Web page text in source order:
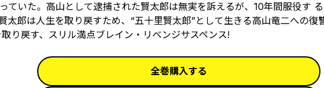
ていた。高山として逮捕された賢太郎は無実を訴えるが、10年間服役す
太郎は人生を取り戻すため、“五十里賢太郎”として生きる高山竜二への復
り戻す、スリル満点ブレイン・リベンジサスペンス!
全巻購入する